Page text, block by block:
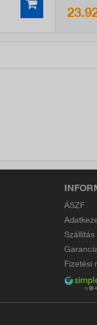
ÁSZF
Szállítás
Fizetési